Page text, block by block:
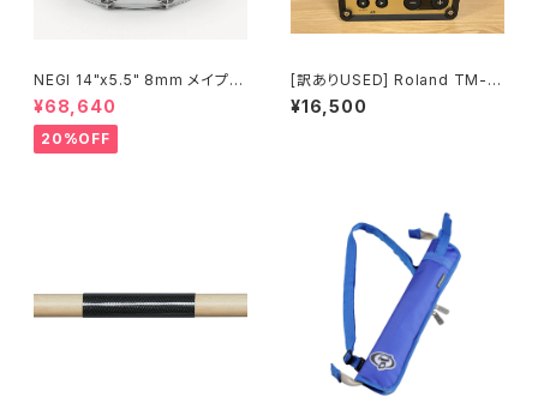
NEGI 14"x5.5" 8mm メイプル
MU1455P-S2DB
¥68,640
20%OFF
[訳ありUSED] Roland TM-2
Trigger Module
¥16,500